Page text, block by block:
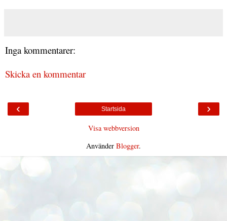
Inga kommentarer:
Skicka en kommentar
‹ ›
Startsida
Visa webbversion
Använder Blogger.